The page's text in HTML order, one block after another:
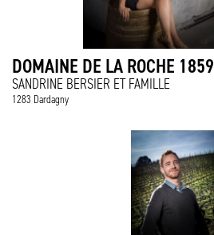
DOMAINE DE LA ROCHE 1859
SANDRINE BERSIER ET FAMILLE
1283 Dardagny